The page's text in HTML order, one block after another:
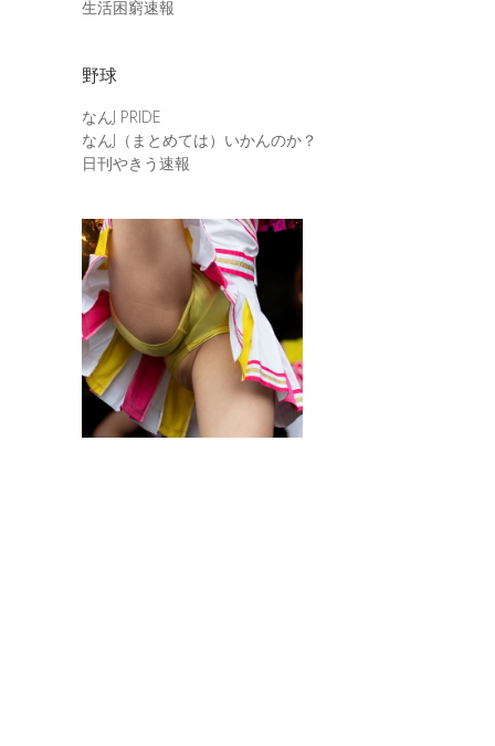
生活困窮速報
野球
なんJ PRIDE
なんJ（まとめては）いかんのか？
日刊やきう速報